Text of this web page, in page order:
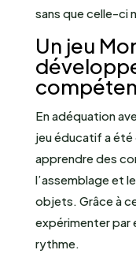
sans que celle-ci
Un jeu
En adéquation
jeu éducatif a été
apprendre des
l’assemblage et
objets. Grâce à
expérimenter par
rythme.